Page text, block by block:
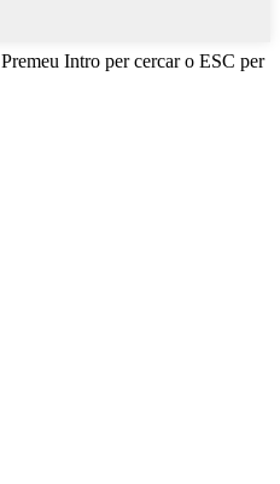
Premeu Intro per cercar o ESC per